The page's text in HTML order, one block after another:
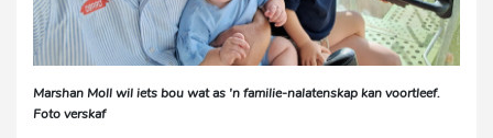
Marshan Moll wil iets bou wat as 'n familie-nalatenskap kan voortleef.
Foto verskaf